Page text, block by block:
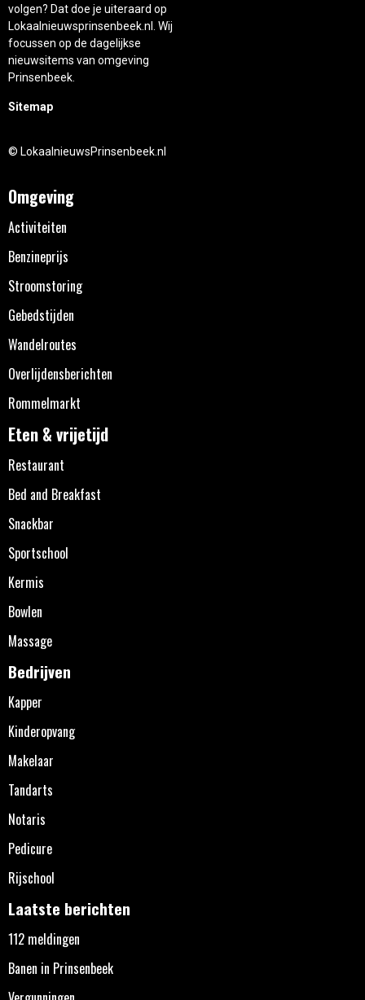
volgen? Dat doe je uiteraard op
Lokaalnieuwsprinsenbeek.nl. Wij
focussen op de dagelijkse
nieuwsitems van omgeving
Prinsenbeek.
Sitemap
© LokaalnieuwsPrinsenbeek.nl
Omgeving
Activiteiten
Benzineprijs
Stroomstoring
Gebedstijden
Wandelroutes
Overlijdensberichten
Rommelmarkt
Eten & vrijetijd
Restaurant
Bed and Breakfast
Snackbar
Sportschool
Kermis
Bowlen
Massage
Bedrijven
Kapper
Kinderopvang
Makelaar
Tandarts
Notaris
Pedicure
Rijschool
Laatste berichten
112 meldingen
Banen in Prinsenbeek